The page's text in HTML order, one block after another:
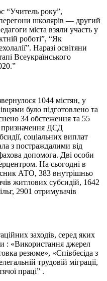
“Учитель року”,
школярів — другий
міста взяли участь у
роботі”, “Як
Наразі освітяни
Всеукраїнського
1044 містян, у
було підготовлено та
34 обстеження та 55
призначення ДСД
соціальних виплат
з постраждалими від
допомога. Дві особи
На сьогодні в
АТО, 383 внутрішньо
житлових субсидій, 1642
2901 отримувачів
заходів, серед яких
: «Використання джерел
резюме», «Співбесіда з
трудовій міграції,
праці” .